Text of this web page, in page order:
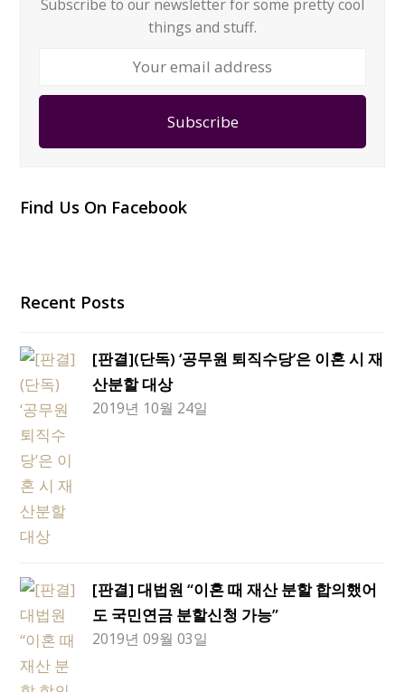
Subscribe to our newsletter for some pretty cool
things and stuff.
Subscribe
Find Us On Facebook
Recent Posts
[판결](단독) ‘공무원 퇴직수당’은 이혼 시 재
산분할 대상
2019년 10월 24일
[판결] 대법원 “이혼 때 재산 분할 합의했어
도 국민연금 분할신청 가능”
2019년 09월 03일